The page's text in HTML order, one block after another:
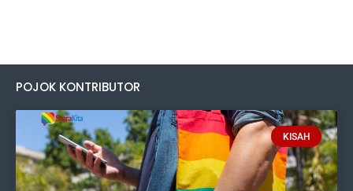
POJOK KONTRIBUTOR
KISAH